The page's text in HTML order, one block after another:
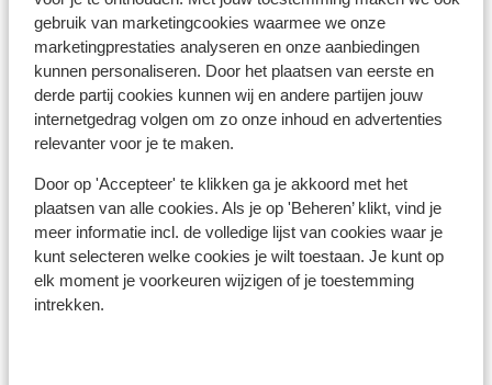
gebruik van marketingcookies waarmee we onze
marketingprestaties analyseren en onze aanbiedingen
kunnen personaliseren. Door het plaatsen van eerste en
derde partij cookies kunnen wij en andere partijen jouw
internetgedrag volgen om zo onze inhoud en advertenties
relevanter voor je te maken.
Door op 'Accepteer' te klikken ga je akkoord met het
plaatsen van alle cookies. Als je op 'Beheren’ klikt, vind je
meer informatie incl. de volledige lijst van cookies waar je
kunt selecteren welke cookies je wilt toestaan. Je kunt op
elk moment je voorkeuren wijzigen of je toestemming
intrekken.
belangrijk om na te vragen of er andere regels van
toepassing zijn. Dit vraag je na bij de ambassade van
het land waar je heen wilt en de landen waar je doorheen
reist.
Het reizen met de juiste documenten is jouw eigen
verantwoordelijkheid. Sunweb kan hiervoor niet
aansprakelijk worden gesteld.
Vaccinatie:
Voor actuele informatie betreffende vaccinaties en
andere gegevens over gezondheid en reizen vind je op